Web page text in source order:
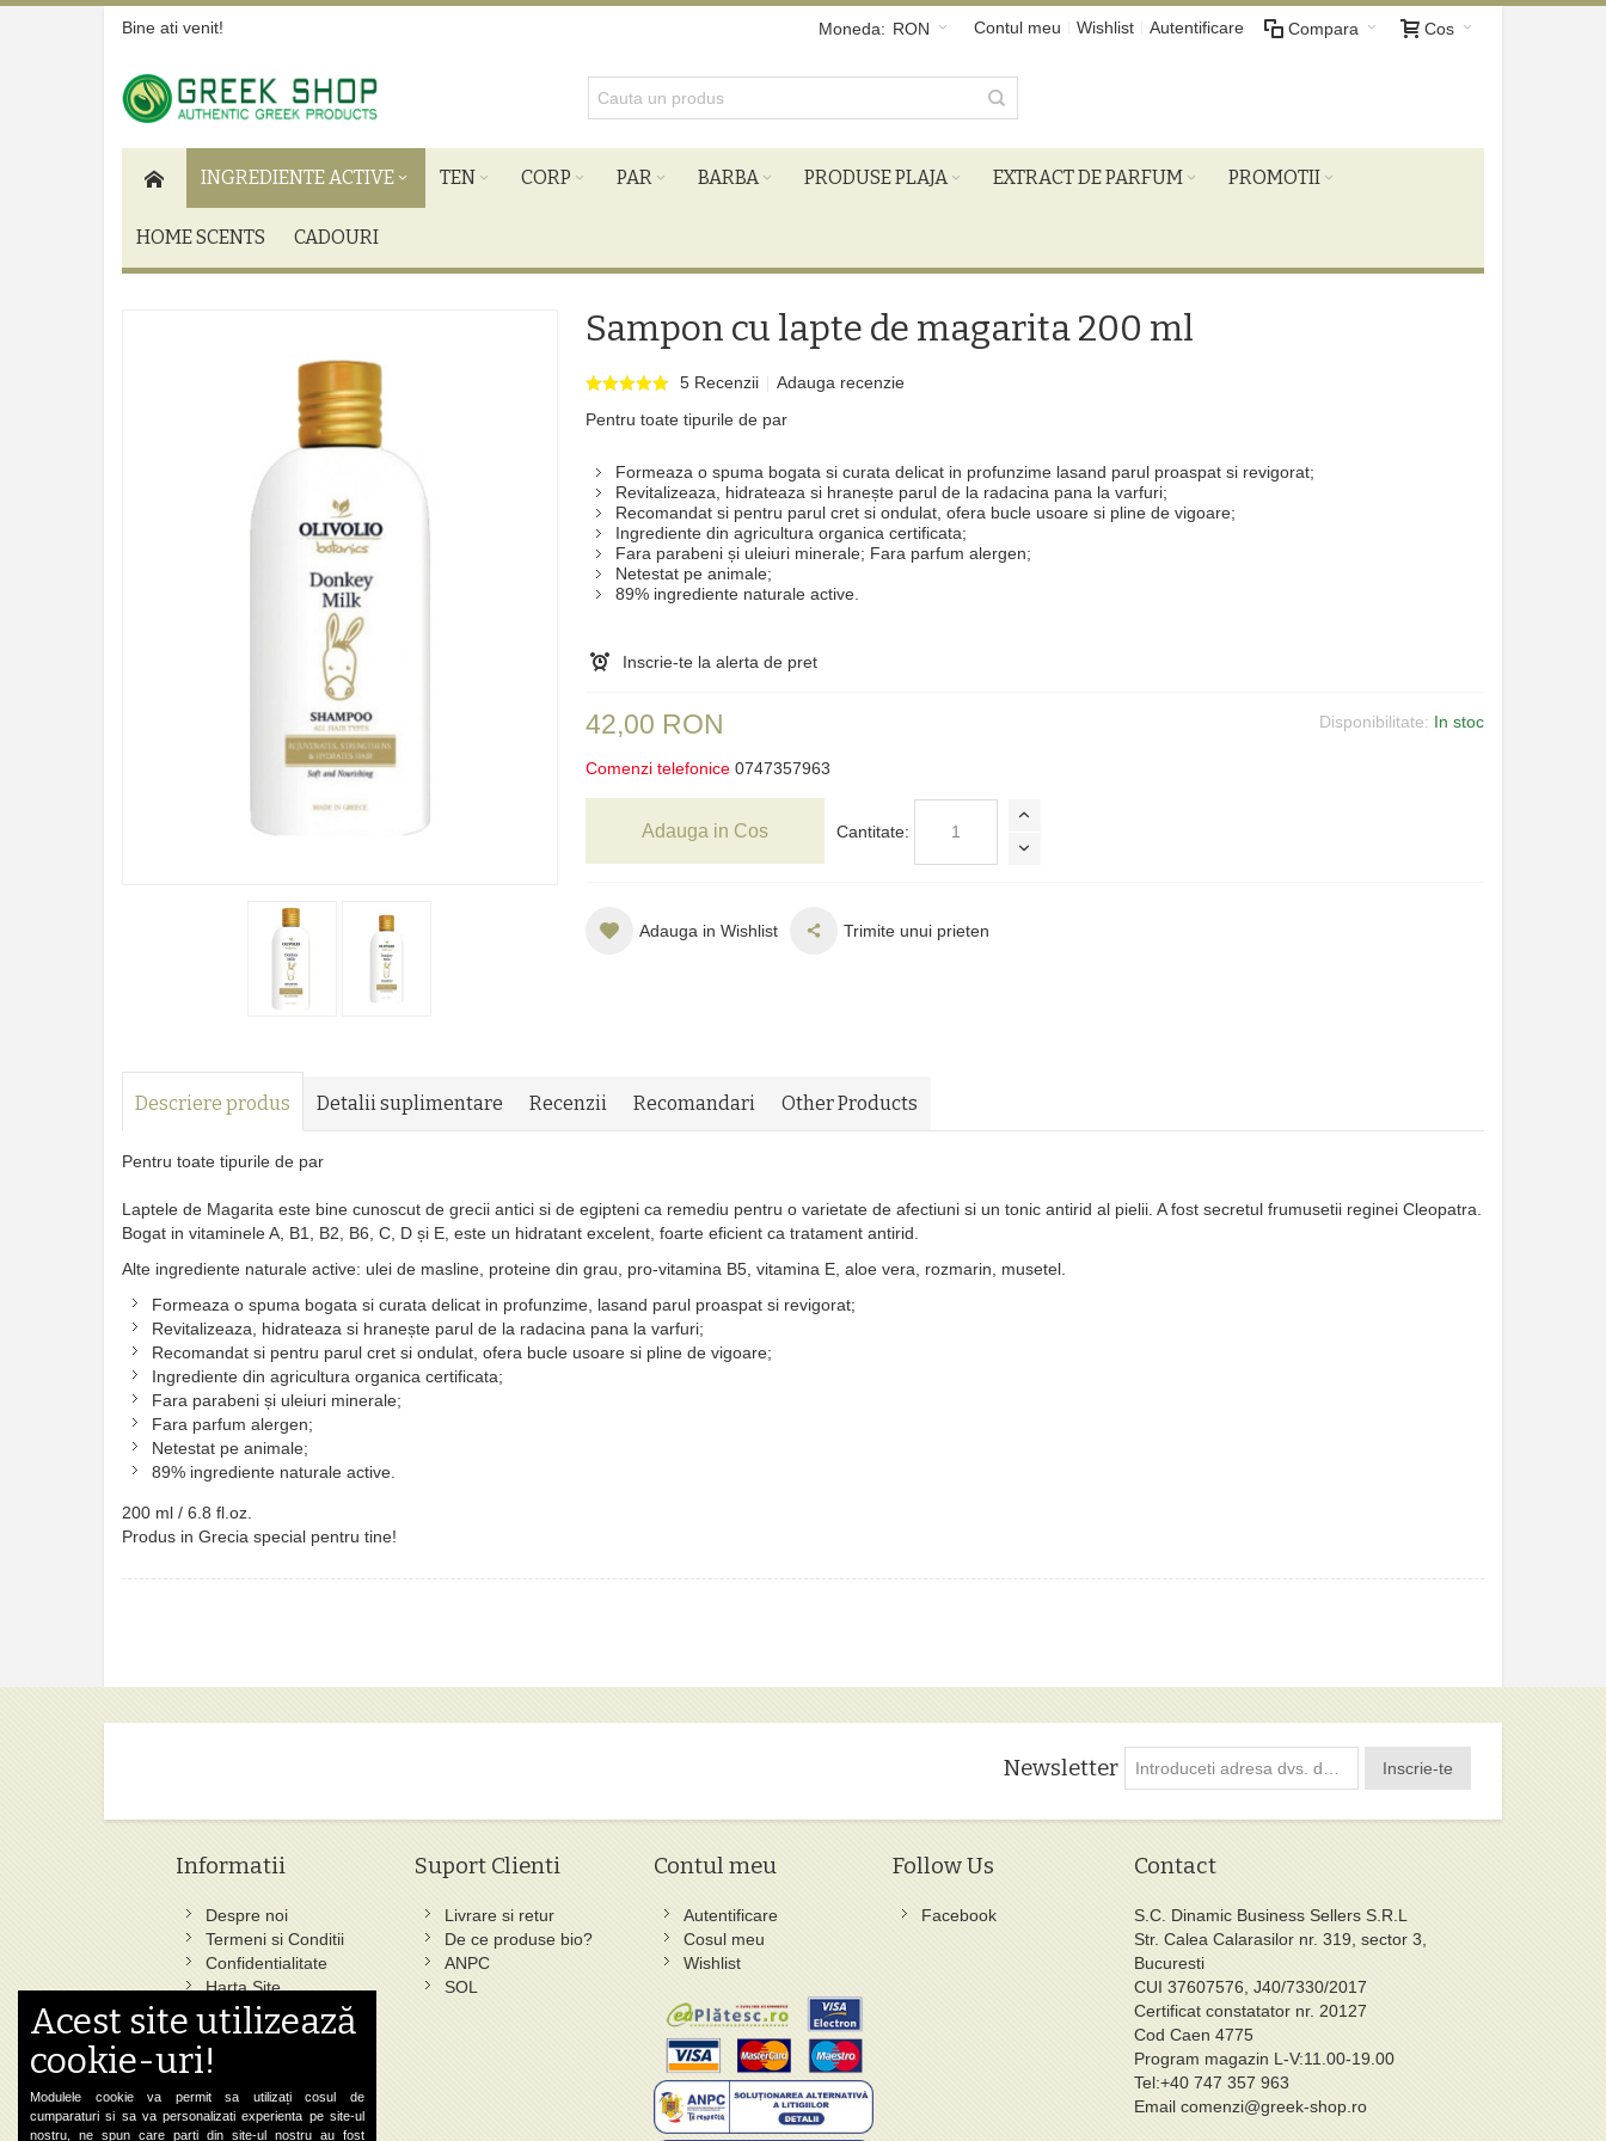
Bine ati venit! Cos
Compara
Contul meu Wishlist Autentificare
Moneda: RON
INGREDIENTE ACTIVE TEN CORP PAR BARBA PRODUSE PLAJA EXTRACT DE PARFUM PROMOTII
HOME SCENTS CADOURI
Sampon cu lapte de magarita 200 ml
5 Recenzii
Adauga recenzie
Pentru toate tipurile de par
Formeaza o spuma bogata si curata delicat in profunzime lasand parul proaspat si revigorat;
Revitalizeaza, hidrateaza si hranește parul de la radacina pana la varfuri;
Recomandat si pentru parul cret si ondulat, ofera bucle usoare si pline de vigoare;
Ingrediente din agricultura organica certificata;
Fara parabeni și uleiuri minerale; Fara parfum alergen;
Netestat pe animale;
89% ingrediente naturale active.
Inscrie-te la alerta de pret
Disponibilitate: In stoc
42,00 RON
Comenzi telefonice 0747357963
Cantitate:
Adauga in Cos
Adauga in Wishlist Trimite unui prieten
Descriere produs Detalii suplimentare Recenzii Recomandari Other Products
Pentru toate tipurile de par
Laptele de Magarita este bine cunoscut de grecii antici si de egipteni ca remediu pentru o varietate de afectiuni si un tonic antirid al pielii. A fost secretul frumusetii reginei Cleopatra.
Bogat in vitaminele A, B1, B2, B6, C, D și E, este un hidratant excelent, foarte eficient ca tratament antirid.
Alte ingrediente naturale active: ulei de masline, proteine din grau, pro-vitamina B5, vitamina E, aloe vera, rozmarin, musetel.
Formeaza o spuma bogata si curata delicat in profunzime, lasand parul proaspat si revigorat;
Revitalizeaza, hidrateaza si hranește parul de la radacina pana la varfuri;
Recomandat si pentru parul cret si ondulat, ofera bucle usoare si pline de vigoare;
Ingrediente din agricultura organica certificata;
Fara parabeni și uleiuri minerale;
Fara parfum alergen;
Netestat pe animale;
89% ingrediente naturale active.
200 ml / 6.8 fl.oz.
Produs in Grecia special pentru tine!
Newsletter Inscrie-te
Informatii
Despre noi
Termeni si Conditii
Confidentialitate
Harta Site
Ce au cautat altii
Cautare Avansata
Suport Clienti
Livrare si retur
De ce produse bio?
ANPC
SOL
Contul meu
Autentificare
Cosul meu
Wishlist
Follow Us
Facebook
Contact
S.C. Dinamic Business Sellers S.R.L
Str. Calea Calarasilor nr. 319, sector 3,
Bucuresti
CUI 37607576, J40/7330/2017
Certificat constatator nr. 20127
Cod Caen 4775
Program magazin L-V:11.00-19.00
Tel:+40 747 357 963
Email comenzi@greek-shop.ro
Acest site utilizează
cookie-uri!
Modulele cookie va permit sa utilizați cosul de
cumparaturi si sa va personalizati experienta pe site-ul
nostru, ne spun care parti din site-ul nostru au fost